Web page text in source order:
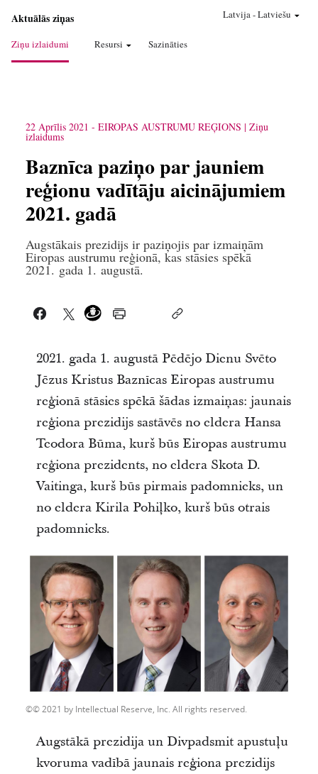
Aktuālās ziņas
Ziņu izlaidumi Resursi Sazināties
Latvija-Latviešu
22 Aprīlis 2021 - EIROPAS AUSTRUMU REĢIONS Ziņu
izlaidums
Baznīca paziņo par jauniem
reģionu vadītāju aicinājumiem
2021. gadā
Augstākais prezidijs ir paziņojis par izmaiņām
Eiropas austrumu reģionā, kas stāsies spēkā
2021. gada 1. augustā.
2021. gada 1. augustā Pēdējo Dienu Svēto
Jēzus Kristus Baznīcas Eiropas austrumu
reģionā stāsies spēkā šādas izmaiņas: jaunais
reģiona prezidijs sastāvēs no eldera Hansa
Teodora Būma, kurš būs Eiropas austrumu
reģiona prezidents, no eldera Skota D.
Vaitinga, kurš būs pirmais padomnieks, un
no eldera Kirila Pohiļko, kurš būs otrais
padomnieks.
© 2021 by Intellectual Reserve, Inc. All rights reserved.
Augstākā prezidija un Divpadsmit apustuļu
kvoruma vadībā jaunais reģiona prezidijs